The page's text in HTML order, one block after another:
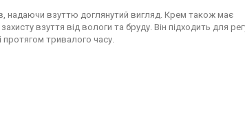
надаючи взуттю доглянутий вигляд. Крем також має
взуття від вологи та бруду. Він підходить для
тривалого часу.